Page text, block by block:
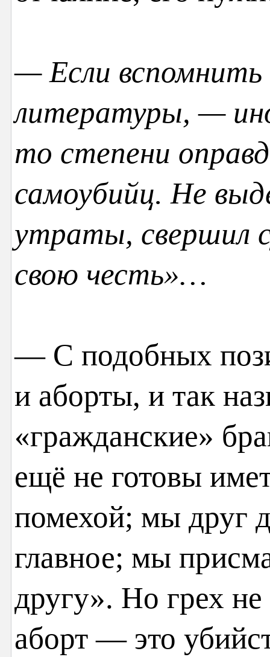
— Если
литературы, —
то степени
самоубийц. Не
утраты, свершил
свою честь»…
— С подобных
и аборты, и так
«гражданские»
ещё не готовы
помехой; мы друг
главное; мы
другу». Но грех не
аборт — это